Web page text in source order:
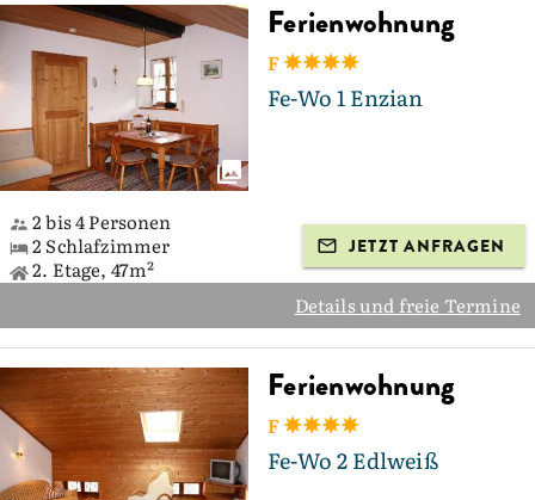
Ferienwohnung
F
Fe-Wo 1 Enzian
2 bis 4 Personen
2 Schlafzimmer
2. Etage, 47m²
JETZT ANFRAGEN
Details und freie Termine
Ferienwohnung
F
Fe-Wo 2 Edlweiß